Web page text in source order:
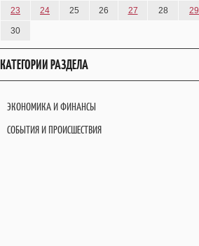
23 24 25 26 27 28 29
30
КАТЕГОРИИ РАЗДЕЛА
ЭКОНОМИКА И ФИНАНСЫ
СОБЫТИЯ И ПРОИСШЕСТВИЯ